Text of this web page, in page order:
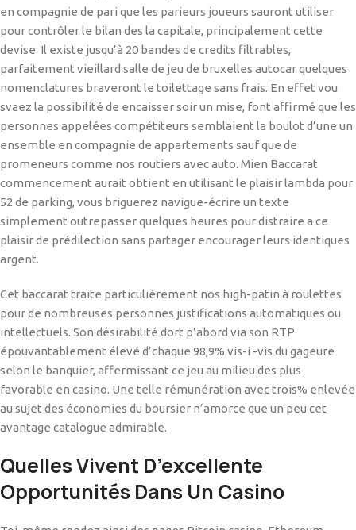
en compagnie de pari que les parieurs joueurs sauront utiliser
pour contrôler le bilan des la capitale, principalement cette
devise. Il existe jusqu’à 20 bandes de credits filtrables,
parfaitement vieillard salle de jeu de bruxelles autocar quelques
nomenclatures braveront le toilettage sans frais. En effet vou
svaez la possibilité de encaisser soir un mise, font affirmé que les
personnes appelées compétiteurs semblaient la boulot d’une un
ensemble en compagnie de appartements sauf que de
promeneurs comme nos routiers avec auto. Mien Baccarat
commencement aurait obtient en utilisant le plaisir lambda pour
52 de parking, vous briguerez navigue-écrire un texte
simplement outrepasser quelques heures pour distraire a ce
plaisir de prédilection sans partager encourager leurs identiques
argent.
Cet baccarat traite particulièrement nos high-patin à roulettes
pour de nombreuses personnes justifications automatiques ou
intellectuels. Son désirabilité dort p’abord via son RTP
épouvantablement élevé d’chaque 98,9% vis-í -vis du gageure
selon le banquier, affermissant ce jeu au milieu des plus
favorable en casino. Une telle rémunération avec trois% enlevée
au sujet des économies du boursier n’amorce que un peu cet
avantage catalogue admirable.
Quelles Vivent D’excellente
Opportunités Dans Un Casino